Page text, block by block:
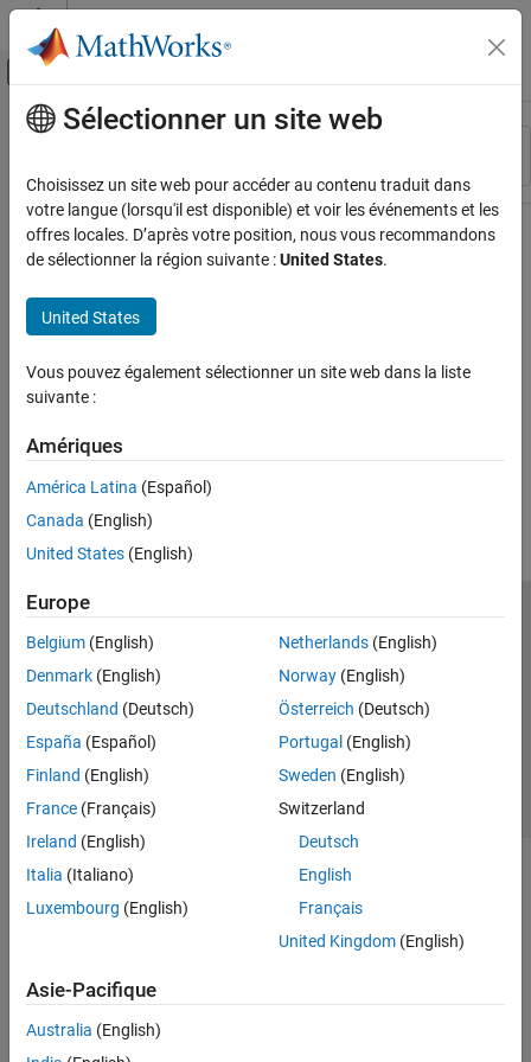
Passer au contenu
Activer/désactiver l'affichage du menu
Ressource
Contenu principal
Sélectionner un site web
Choisissez un site web pour accéder au contenu traduit dans
votre langue (lorsqu'il est disponible) et voir les événements et les
offres locales. D’après votre position, nous vous recommandons
de sélectionner la région suivante :United States.
United States
Vous pouvez également sélectionner un site web dans la liste
suivante :
Amériques
América Latina (Español)
Canada (English)
United States (English)
Europe
Belgium (English)
Denmark (English)
Deutschland (Deutsch)
España (Español)
Finland (English)
France (Français)
Ireland (English)
Italia (Italiano)
Luxembourg (English)
Netherlands(English)
Norway(English)
Österreich (Deutsch)
Portugal (English)
Sweden (English)
Switzerland
Deutsch
English
Français
United Kingdom(English)
Asie-Pacifique
Australia (English)
Lutte anti-piratage
Contacts locaux
© 1994-2026 The MathWorks, Inc.